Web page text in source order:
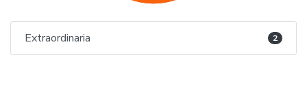
Extraordinaria 2